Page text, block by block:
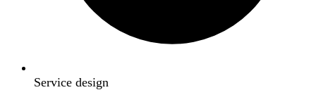
Service design